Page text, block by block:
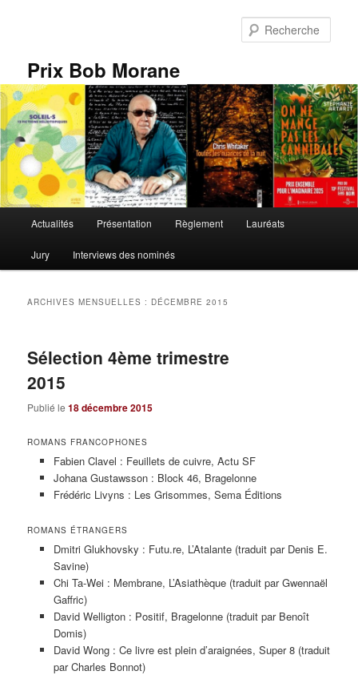
Prix Bob Morane
principal
Actualités Présentation Règlement Lauréats
Jury Interviews des nominés
ARCHIVES MENSUELLES : DÉCEMBRE 2015
Sélection 4ème trimestre
2015
Publié le18 décembre 2015
ROMANS FRANCOPHONES
Fabien Clavel : Feuillets de cuivre, Actu SF
Johana Gustawsson : Block 46, Bragelonne
Frédéric Livyns : Les Grisommes, Sema Éditions
ROMANS ÉTRANGERS
Dmitri Glukhovsky : Futu.re, L’Atalante (traduit par Denis E.
Savine)
Chi Ta-Wei : Membrane, L’Asiathèque (traduit par Gwennaël
Gaffric)
David Welligton : Positif, Bragelonne (traduit par Benoît
Domis)
David Wong : Ce livre est plein d’araignées, Super 8 (traduit
par Charles Bonnot)